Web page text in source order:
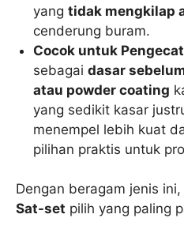
yangtidak mengkilap
cenderung buram.
Cocok untuk
sebagaidasar
atau powder coating
yang sedikit kasar
menempel lebih kuat
pilihan praktis untuk
Dengan beragam jenis
Sat-set pilih yang paling